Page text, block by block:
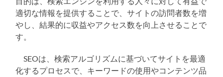
適切な情報を提供することで、サイトの訪問者数を増
やし、結果的に収益やアクセス数を向上させることで
す。
SEOは、検索アルゴリズムに基づいてサイトを最適
化するプロセスで、キーワードの使用やコンテンツ品